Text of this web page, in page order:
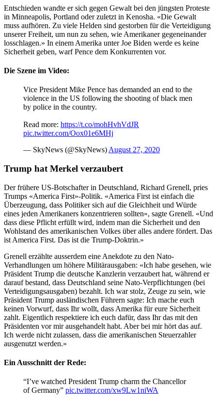
Entschieden wandte er sich gegen Gewalt bei den jüngsten Proteste
in Minneapolis, Portland oder zuletzt in Kenosha. «Die Gewalt
muss aufhören. Zu viele Helden sind gestorben für die Verteidigung
unserer Freiheit, um nun zu sehen, wie Amerikaner gegeneinander
losschlagen.» In einem Amerika unter Joe Biden werde es keine
Sicherheit geben, warf Pence dem Konkurrenten vor.
Die Szene im Video:
Vice President Mike Pence has demanded an end to the
violence in the US following the shooting of black men
by police in the country.
Read more: https://t.co/mohHvhVdJR
pic.twitter.com/Oox01e6MHj
— SkyNews (@SkyNews) August 27, 2020
Trump hat Merkel verzaubert
Der frühere US-Botschafter in Deutschland, Richard Grenell, pries
Trumps «America First»-Politik. «America First ist einfach die
Überzeugung, dass Politiker sich auf die Gleichheit und Würde
eines jeden Amerikaners konzentrieren sollten», sagte Grenell. «Und
dass diese Pflicht erfüllt wird, indem man die Sicherheit und den
Wohlstand des amerikanischen Volkes über alles andere fördert. Das
ist America First. Das ist die Trump-Doktrin.»
Grenell erzählte ausserdem eine Anekdote zu den Nato-
Verhandlungen um höhere Militärausgaben: «Ich habe gesehen, wie
Präsident Trump die deutsche Kanzlerin verzaubert hat, während er
darauf bestand, dass Deutschland seine Nato-Verpflichtungen (bei
Verteidigungsausgaben) bezahlt. Ich war stolz, Zeuge zu sein, wie
Präsident Trump ausländischen Führern sagte: Ich mache euch
keinen Vorwurf, dass Ihr wollt, dass Amerika für eure Sicherheit
zahlt. Eigentlich respektiere ich euch dafür, dass Ihr das mit den
Präsidenten vor mir ausgehandelt habt. Aber bei mir hört das auf.
Ich werde nicht zulassen, dass die amerikanischen Steuerzahler
ausgenutzt werden.»
Ein Ausschnitt der Rede:
“I’ve watched President Trump charm the Chancellor
of Germany” pic.twitter.com/xw9Lw1niWA